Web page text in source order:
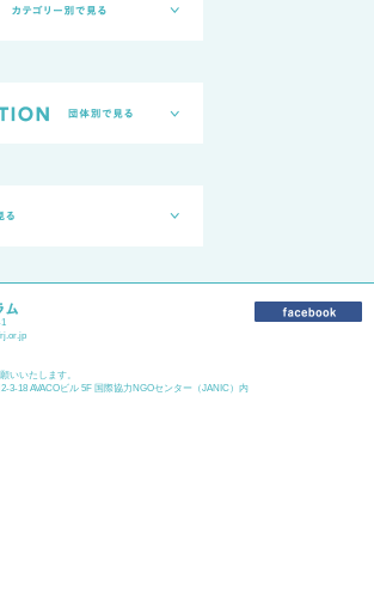
いいたします。
3-18 AVACOビル 5F 国際協力NGOセンター（JANIC）内